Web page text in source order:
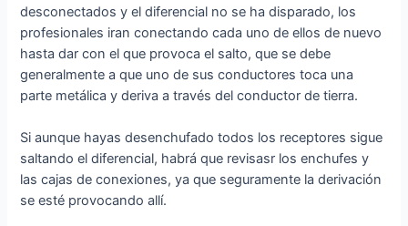
desconectados y el diferencial no se ha disparado, los
profesionales iran conectando cada uno de ellos de nuevo
hasta dar con el que provoca el salto, que se debe
generalmente a que uno de sus conductores toca una
parte metálica y deriva a través del conductor de tierra.
Si aunque hayas desenchufado todos los receptores sigue
saltando el diferencial, habrá que revisasr los enchufes y
las cajas de conexiones, ya que seguramente la derivación
se esté provocando allí.